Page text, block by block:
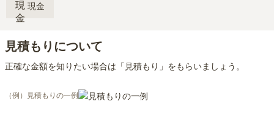
現金
見積もりについて
正確な金額を知りたい場合は「見積もり」をもらいましょう。
（例）見積もりの一例